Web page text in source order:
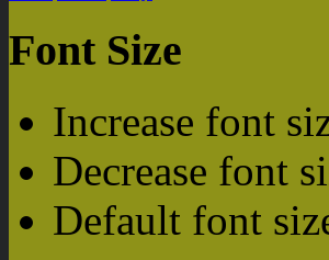
Font Size
Increase font
Decrease font
Default font